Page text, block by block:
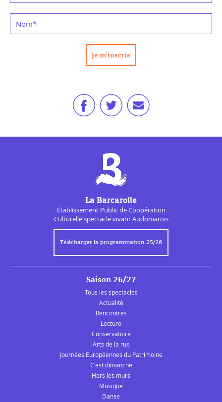
Nom*
La Barcarolle
Établissement Public deCoopération
Culturellespectacle vivant Audomarois
Télécharger la programmation 25/26
Saison 26/27
Tous les spectacles
Actualité
Rencontres
Lecture
Conservatoire
Arts de la rue
Journées Européennes du Patrimoine
C'est dimanche
Hors les murs
Musique
Danse